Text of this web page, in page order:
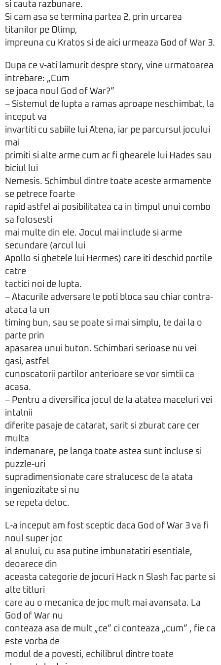
si cauta razbunare.
Si cam asa se termina partea 2, prin urcarea
titanilor pe Olimp,
impreuna cu Kratos si de aici urmeaza God of War 3.
Dupa ce v-ati lamurit despre story, vine urmatoarea
intrebare: „Cum
se joaca noul God of War?”
– Sistemul de lupta a ramas aproape neschimbat, la
inceput va
invartiti cu sabiile lui Atena, iar pe parcursul jocului
mai
primiti si alte arme cum ar fi ghearele lui Hades sau
biciul lui
Nemesis. Schimbul dintre toate aceste armamente
se petrece foarte
rapid astfel ai posibilitatea ca in timpul unui combo
sa folosesti
mai multe din ele. Jocul mai include si arme
secundare (arcul lui
Apollo si ghetele lui Hermes) care iti deschid portile
catre
tactici noi de lupta.
– Atacurile adversare le poti bloca sau chiar contra-
ataca la un
timing bun, sau se poate si mai simplu, te dai la o
parte prin
apasarea unui buton. Schimbari serioase nu vei
gasi, astfel
cunoscatorii partilor anterioare se vor simtii ca
acasa.
– Pentru a diversifica jocul de la atatea maceluri vei
intalnii
diferite pasaje de catarat, sarit si zburat care cer
multa
indemanare, pe langa toate astea sunt incluse si
puzzle-uri
supradimensionate care stralucesc de la atata
ingeniozitate si nu
se repeta deloc.
L-a inceput am fost sceptic daca God of War 3 va fi
noul super joc
al anului, cu asa putine imbunatatiri esentiale,
deoarece din
aceasta categorie de jocuri Hack n Slash fac parte si
alte titluri
care au o mecanica de joc mult mai avansata. La
God of War nu
conteaza asa de mult „ce” ci conteaza „cum” , fie ca
este vorba de
modul de a povesti, echilibrul dintre toate